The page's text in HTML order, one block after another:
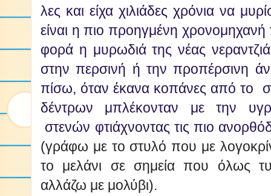
λες και είχα χιλιάδες χρόνια να
είναι η πιο προηγμένη
φορά η μυρωδιά της νέας
στην περσινή ή την προπέρσινη
πίσω, όταν έκανα κοπάνες από το
δέντρων μπλέκονταν με την
στενών φτιάχνοντας τις πιο
(γράφω με το στυλό που με
το μελάνι σε σημεία που όλως
αλλάζω με μολύβι).